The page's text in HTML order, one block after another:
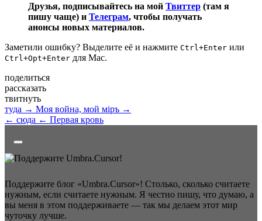
Друзья, подписывайтесь на мой Твиттер (там я
пишу чаще) и Телеграм, чтобы получать
анонсы новых материалов.
Заметили ошибку? Выделите её и нажмите Ctrl+Enter или
Ctrl+Opt+Enter для Mac.
поделиться
рассказать
твитнуть
туда → Моя война, мой мiръ →
← сюда ← Первая кровь
Поддержите блог «Umbra.Cursor»! Столько, сколько считаете
нужным, если считаете нужным. Я честно пишу, что думаю, а
вы меня в этом поддерживаете — так мы делаем этот мир
чуточку лучше.